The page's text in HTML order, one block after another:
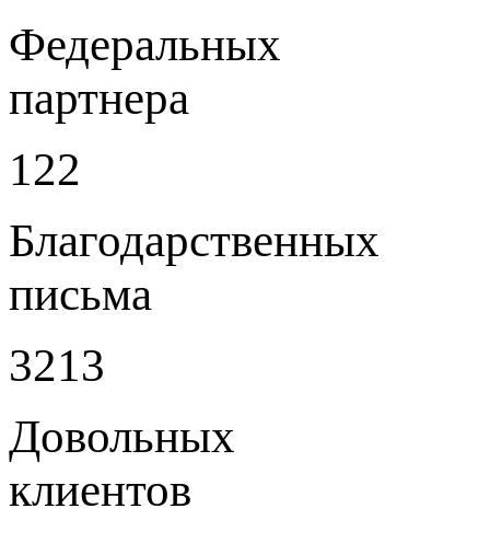
Федеральных
партнера
122
Благодарственных
письма
3213
Довольных
клиентов